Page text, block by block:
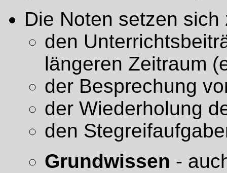
Die Noten setzen sich
den
längeren Zeitraum
der Besprechung
der Wiederholung
den
Grundwissen -